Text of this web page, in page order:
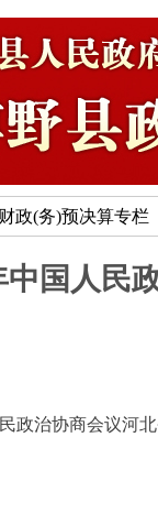
政(务)预决算专栏
中国人民
政治协商会议河